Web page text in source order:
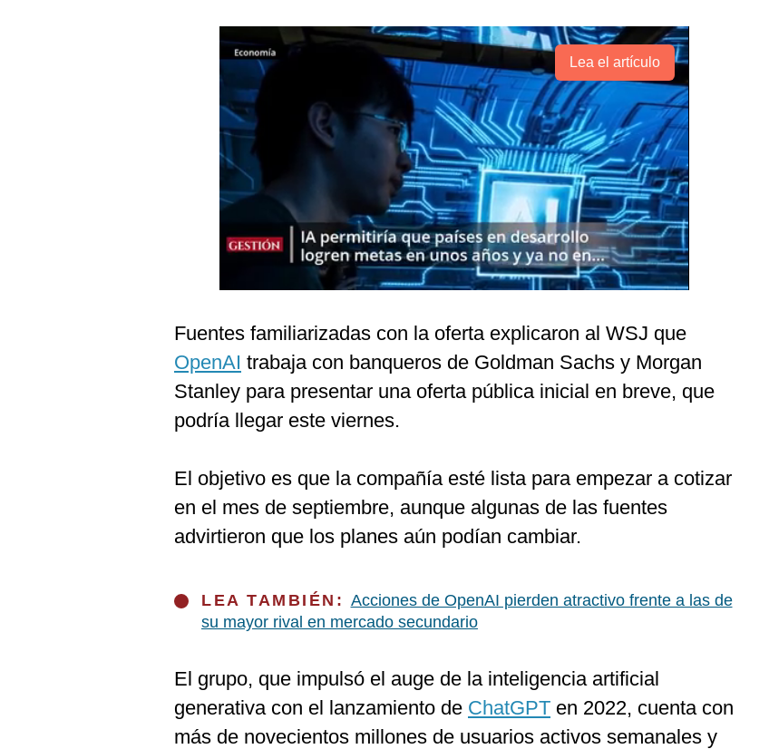
Lea el artículo
Fuentes familiarizadas con la oferta explicaron al WSJ que
OpenAI trabaja con banqueros de Goldman Sachs y Morgan
Stanley para presentar una oferta pública inicial en breve, que
podría llegar este viernes.
El objetivo es que la compañía esté lista para empezar a cotizar
en el mes de septiembre, aunque algunas de las fuentes
advirtieron que los planes aún podían cambiar.
LEA TAMBIÉN: Acciones de OpenAI pierden atractivo frente a las de
su mayor rival en mercado secundario
El grupo, que impulsó el auge de la inteligencia artificial
generativa con el lanzamiento de ChatGPT en 2022, cuenta con
más de novecientos millones de usuarios activos semanales y